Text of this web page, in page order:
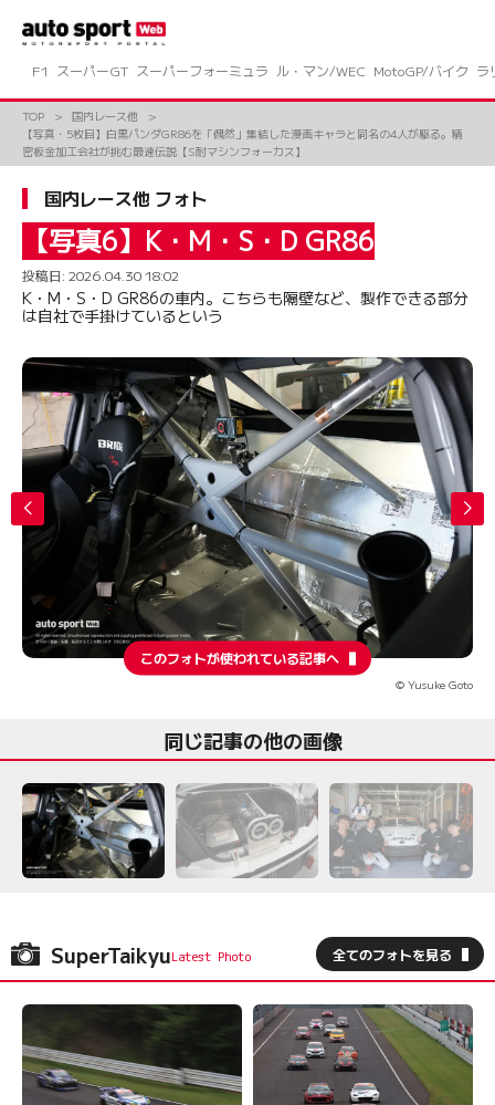
ツ
F1 スーパーGT スーパーフォーミュラ ル・マン/WEC MotoGP/バイク ラ
TOP
国内レース他
【写真・5枚目】白黒パンダGR86を「偶然」集結した漫画キャラと同名の4人が駆る。精
密板金加工会社が挑む最速伝説【S耐マシンフォーカス】
国内レース他 フォト
【写真6】K・M・S・D GR86
投稿日: 2026.04.30 18:02
K・M・S・D GR86の車内。こちらも隔壁など、製作できる部分
は自社で手掛けているという
このフォトが使われている記事へ
© Yusuke Goto
同じ記事の他の画像
SuperTaikyu 全てのフォトを見る